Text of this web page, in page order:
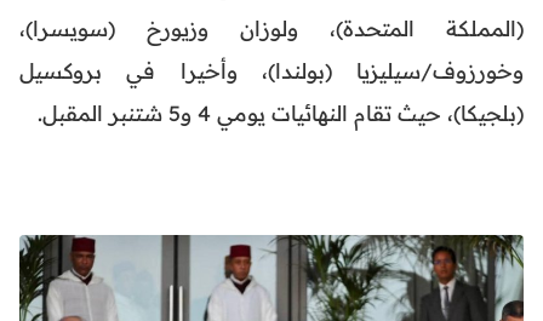
(المملكة المتحدة)، ولوزان وزيورخ (سويسرا)،
وخورزوف/سيليزيا (بولندا)، وأخيرا في بروكسيل
(بلجيكا)، حيث تقام النهائيات يومي 4 و5 شتنبر المقبل.